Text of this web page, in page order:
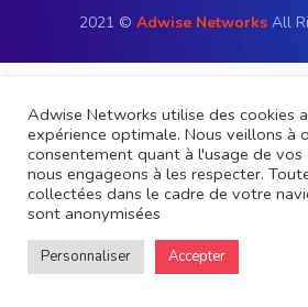
2021 © Adwise Networks All
Adwise Networks utilise des cookies
expérience optimale. Nous veillons à
consentement quant à l'usage de vos
nous engageons à les respecter.
collectées dans le cadre de votre
sont anonymisées
Personnaliser Accepter